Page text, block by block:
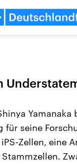
für seine
Zellen, eine